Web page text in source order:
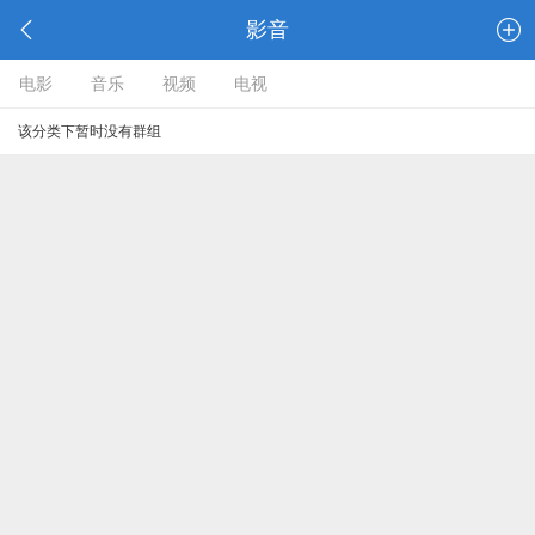
影音
电影 音乐 视频 电视
该分类下暂时没有群组